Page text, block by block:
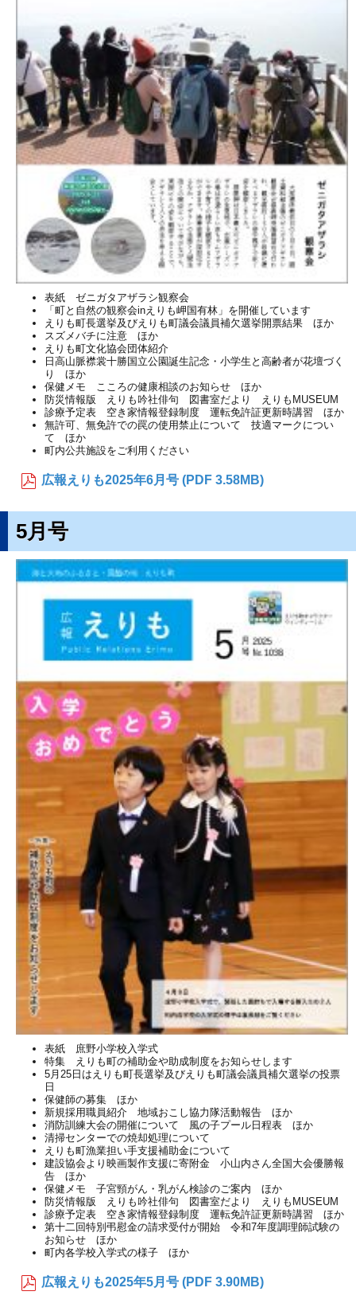
表紙 ゼニガタアザラシ観察会
「町と自然の観察会inえりも岬国有林」を開催しています
えりも町長選挙及びえりも町議会議員補欠選挙開票結果 ほか
スズメバチに注意 ほか
えりも町文化協会団体紹介
日高山脈襟裳十勝国立公園誕生記念・小学生と高齢者が花壇づく
り ほか
保健メモ こころの健康相談のお知らせ ほか
防災情報版 えりも吟社俳句 図書室だより えりもMUSEUM
診療予定表 空き家情報登録制度 運転免許証更新時講習 ほか
無許可、無免許での罠の使用禁止について 技適マークについ
て ほか
町内公共施設をご利用ください
広報えりも2025年6月号 (PDF 3.58MB)
5月号
表紙 庶野小学校入学式
特集 えりも町の補助金や助成制度をお知らせします
5月25日はえりも町長選挙及びえりも町議会議員補欠選挙の投票
日
保健師の募集 ほか
新規採用職員紹介 地域おこし協力隊活動報告 ほか
消防訓練大会の開催について 風の子プール日程表 ほか
清掃センターでの焼却処理について
えりも町漁業担い手支援補助金について
建設協会より映画製作支援に寄附金 小山内さん全国大会優勝報
告 ほか
保健メモ 子宮頸がん・乳がん検診のご案内 ほか
防災情報版 えりも吟社俳句 図書室だより えりもMUSEUM
診療予定表 空き家情報登録制度 運転免許証更新時講習 ほか
第十二回特別弔慰金の請求受付が開始 令和7年度調理師試験の
お知らせ ほか
町内各学校入学式の様子 ほか
広報えりも2025年5月号 (PDF 3.90MB)